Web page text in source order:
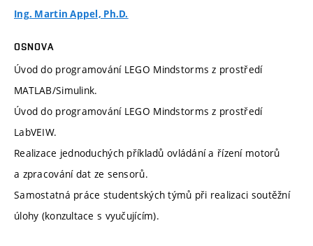
Ing. Martin Appel, Ph.D.
OSNOVA
Úvod do programování LEGO Mindstorms z prostředí
MATLAB/Simulink.
Úvod do programování LEGO Mindstorms z prostředí
LabVEIW.
Realizace jednoduchých příkladů ovládání a řízení motorů
a zpracování dat ze sensorů.
Samostatná práce studentských týmů při realizaci soutěžní
úlohy (konzultace s vyučujícím).